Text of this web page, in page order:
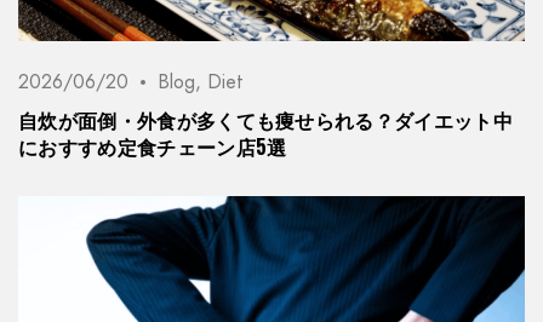
2026/06/20 Blog, Diet
自炊が面倒・外食が多くても痩せられる？ダイエット中
におすすめ定食チェーン店5選